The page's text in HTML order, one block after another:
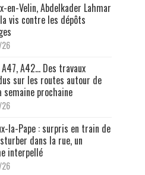
en-Velin, Abdelkader Lahmar
vis contre les dépôts
A42… Des travaux
sur les routes autour de
semaine prochaine
la-Pape : surpris en train de
dans la rue, un
interpellé